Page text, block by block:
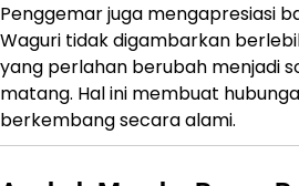
Penggemar juga mengapresiasi
Waguri tidak digambarkan
yang perlahan berubah menjadi
matang. Hal ini membuat
berkembang secara alami.